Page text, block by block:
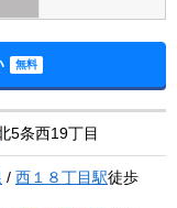
5条西19丁目
/ 西１８丁目駅徒歩